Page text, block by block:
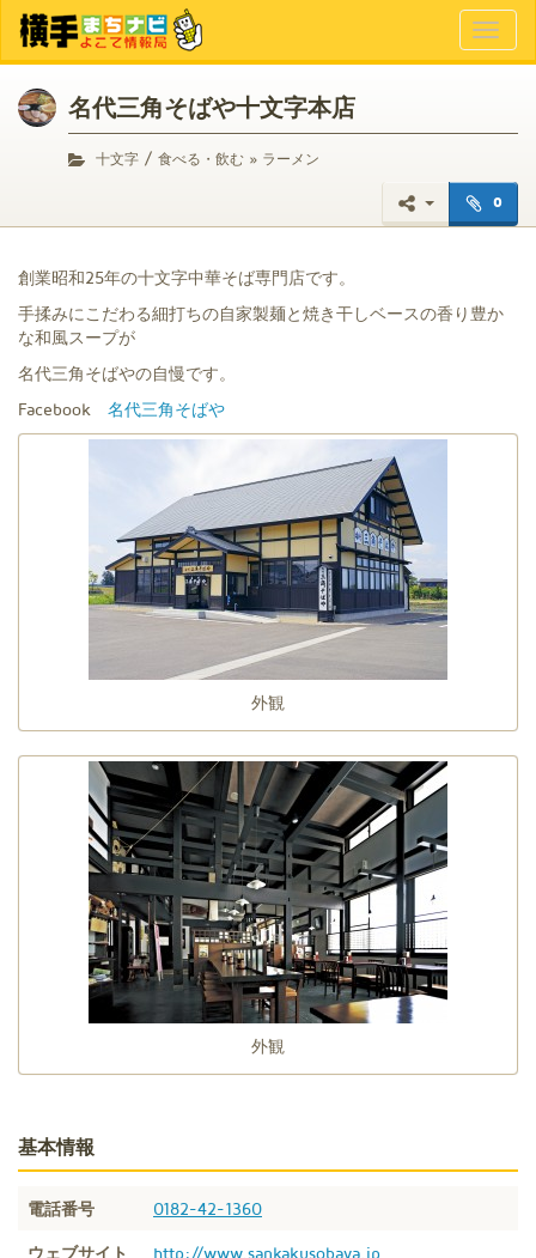
名代三角そばや十文字本店
十文字 /食べる・飲む » ラーメン
0
創業昭和25年の十文字中華そば専門店です。
手揉みにこだわる細打ちの自家製麺と焼き干しベースの香り豊か
な和風スープが
名代三角そばやの自慢です。
Facebook 名代三角そばや
外観
外観
基本情報
電話番号 0182-42-1360
ウェブサイト http://www.sankakusobaya.jp